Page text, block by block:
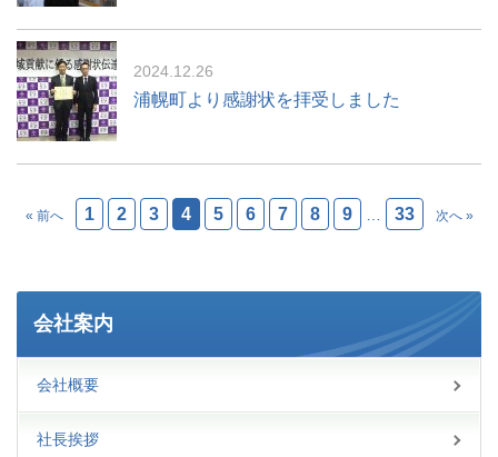
2024.12.26
浦幌町より感謝状を拝受しました
« 前へ 1 2 3 4 5 6 7 8 9 33 次へ »
会社案内
会社概要
社長挨拶